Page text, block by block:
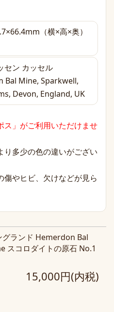
（横×高×奥）
セン カッセル
Bal Mine, Sparkwell,
Devon, England, UK
」がご利用いただけませ
多少の色の違いがござい
やヒビ、欠けなどが見ら
グランド Hemerdon Bal
スコロダイトの原石 No.1
15,000円(内税)